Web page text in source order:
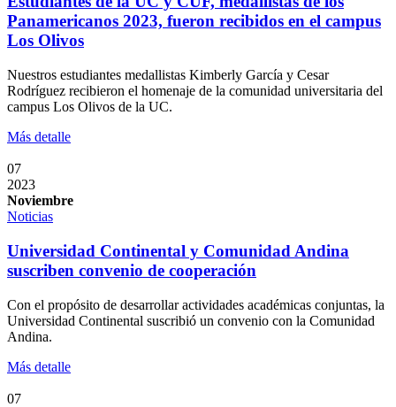
Panamericanos 2023, fueron recibidos en el campus
Los Olivos
Nuestros estudiantes medallistas Kimberly García y Cesar
Rodríguez recibieron el homenaje de la comunidad universitaria del
campus Los Olivos de la UC.
Más detalle
07
2023
Noviembre
Noticias
Universidad Continental y Comunidad Andina
suscriben convenio de cooperación
Con el propósito de desarrollar actividades académicas conjuntas, la
Universidad Continental suscribió un convenio con la Comunidad
Andina.
Más detalle
07